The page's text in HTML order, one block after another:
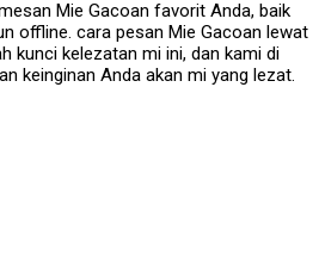
Mie Gacoan favorit Anda, baik
offline. cara pesan Mie Gacoan lewat
kunci kelezatan mi ini, dan kami di
keinginan Anda akan mi yang lezat.